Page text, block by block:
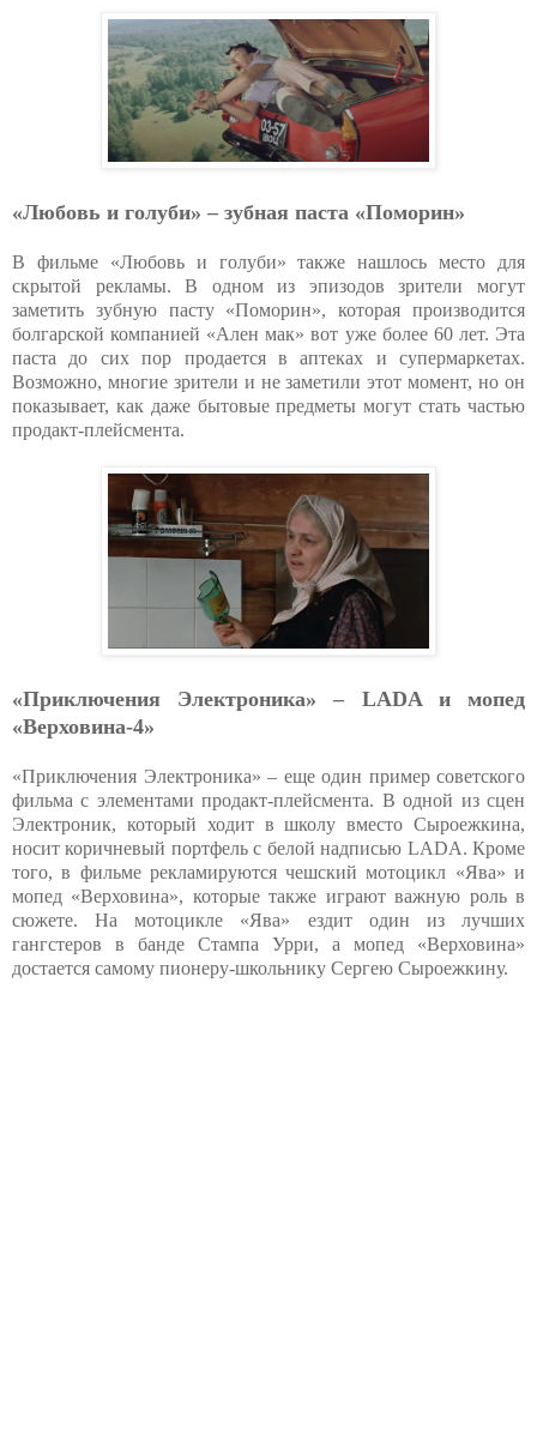
«Любовь и голуби» – зубная паста «Поморин»
В фильме «Любовь и голуби» также нашлось место для
скрытой рекламы. В одном из эпизодов зрители могут
заметить зубную пасту «Поморин», которая производится
болгарской компанией «Ален мак» вот уже более 60 лет. Эта
паста до сих пор продается в аптеках и супермаркетах.
Возможно, многие зрители и не заметили этот момент, но он
показывает, как даже бытовые предметы могут стать частью
продакт-плейсмента.
«Приключения Электроника» – LADA и мопед
«Верховина-4»
«Приключения Электроника» – еще один пример советского
фильма с элементами продакт-плейсмента. В одной из сцен
Электроник, который ходит в школу вместо Сыроежкина,
носит коричневый портфель с белой надписью LADA. Кроме
того, в фильме рекламируются чешский мотоцикл «Ява» и
мопед «Верховина», которые также играют важную роль в
сюжете. На мотоцикле «Ява» ездит один из лучших
гангстеров в банде Стампа Урри, а мопед «Верховина»
достается самому пионеру-школьнику Сергею Сыроежкину.